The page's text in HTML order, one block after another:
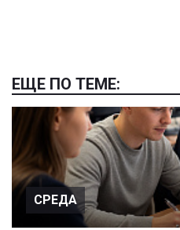
ЕЩЕ ПО ТЕМЕ:
СРЕДА